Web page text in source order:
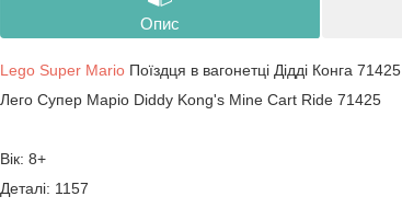
Опис
Lego Super Mario Поїздця в вагонетці Дідді Конга 71425
Лего Супер Маріо Diddy Kong's Mine Cart Ride 71425
Вік: 8+
Деталі: 1157